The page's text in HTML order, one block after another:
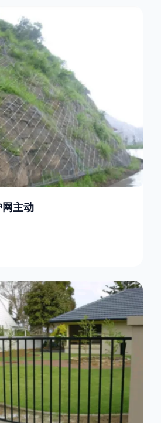
栏，人行道路护栏，机动与非机动隔离
、带广告牌道路隔离护栏、河道安全护
道路隔离护栏规格齐全、品种多，可以
主动